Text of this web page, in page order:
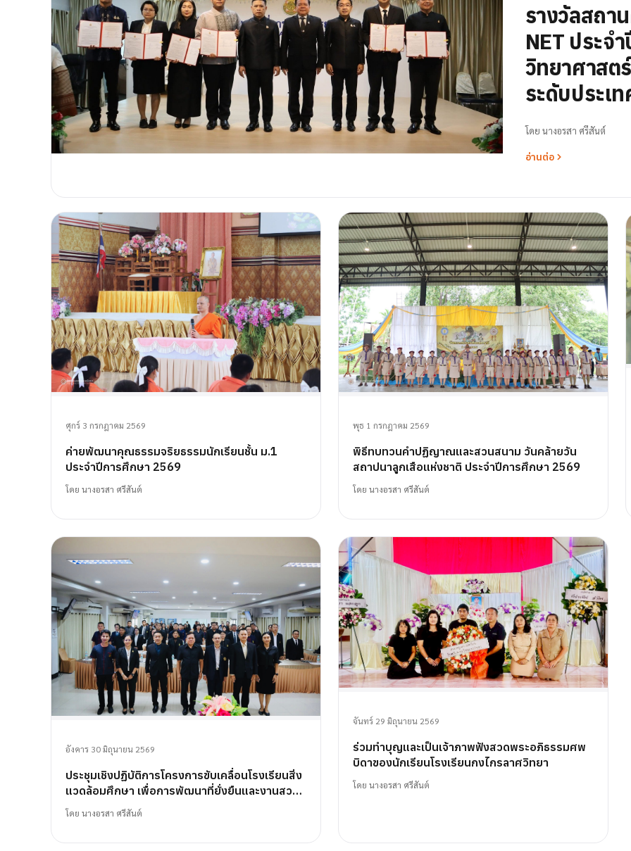
รางวัลสถา
NET ประจ
วิทยาศาสต
ระดับประเ
โดย นางอรสา ศรีสันต์
อ่านต่อ
ศุกร์ 3 กรกฎาคม 2569
ค่ายพัฒนาคุณธรรมจริยธรรมนักเรียนชั้น ม.1
ประจำปีการศึกษา 2569
โดย นางอรสา ศรีสันต์
พุธ 1 กรกฎาคม 2569
พิธีทบทวนคำปฏิญาณและสวนสนาม วันคล้ายวัน
สถาปนาลูกเสือแห่งชาติ ประจำปีการศึกษา 2569
โดย นางอรสา ศรีสันต์
อังคาร 30 มิถุนายน 2569
ประชุมเชิงปฏิบัติการโครงการขับเคลื่อนโรงเรียนสิ่ง
แวดล้อมศึกษา เพื่อการพัฒนาที่ยั่งยืนและงานสวน
พฤกษศาสตร์โรงเรียน
โดย นางอรสา ศรีสันต์
จันทร์ 29 มิถุนายน 2569
ร่วมทำบุญและเป็นเจ้าภาพฟังสวดพระอภิธรรมศพ
บิดาของนักเรียนโรงเรียนกงไกรลาศวิทยา
โดย นางอรสา ศรีสันต์